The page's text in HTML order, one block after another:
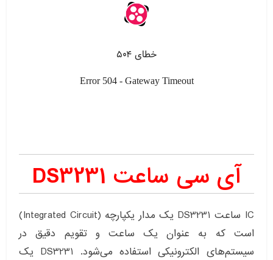
آی سی ساعت DS3231
IC ساعت DS3231 یک مدار یکپارچه (Integrated Circuit)
است که به عنوان یک ساعت و تقویم دقیق در
سیستم‌های الکترونیکی استفاده می‌شود. DS3231 یک